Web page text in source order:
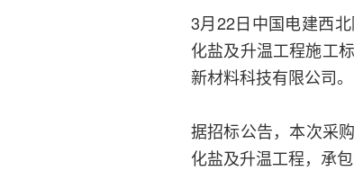
3月22日中国电建西
化盐及升温工程施工
新材料科技有限公司。
据招标公告，本次采
化盐及升温工程，承